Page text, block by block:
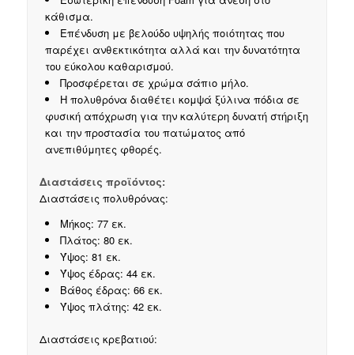
κάθισμα.
Επένδυση με βελούδο υψηλής ποιότητας που
παρέχει ανθεκτικότητα αλλά και την δυνατότητα
του εύκολου καθαρισμού.
Προσφέρεται σε χρώμα σάπιο μήλο.
Η πολυθρόνα διαθέτει κομψά ξύλινα πόδια σε
φυσική απόχρωση για την καλύτερη δυνατή στήριξη
και την προστασία του πατώματος από
ανεπιθύμητες φθορές.
Διαστάσεις προϊόντος:
Διαστάσεις πολυθρόνας:
Μήκος: 77 εκ.
Πλάτος: 80 εκ.
Ύψος: 81 εκ.
Ύψος έδρας: 44 εκ.
Βάθος έδρας: 66 εκ.
Ύψος πλάτης: 42 εκ.
Διαστάσεις κρεβατιού: